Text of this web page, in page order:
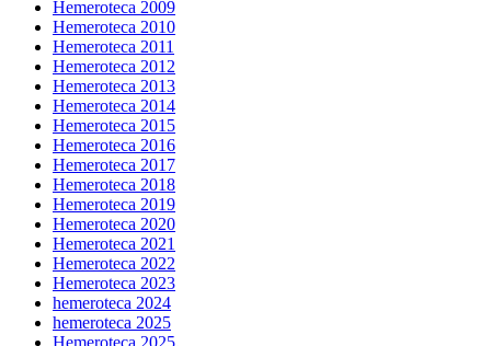
Hemeroteca 2009
Hemeroteca 2010
Hemeroteca 2011
Hemeroteca 2012
Hemeroteca 2013
Hemeroteca 2014
Hemeroteca 2015
Hemeroteca 2016
Hemeroteca 2017
Hemeroteca 2018
Hemeroteca 2019
Hemeroteca 2020
Hemeroteca 2021
Hemeroteca 2022
Hemeroteca 2023
hemeroteca 2024
hemeroteca 2025
Hemeroteca 2025.